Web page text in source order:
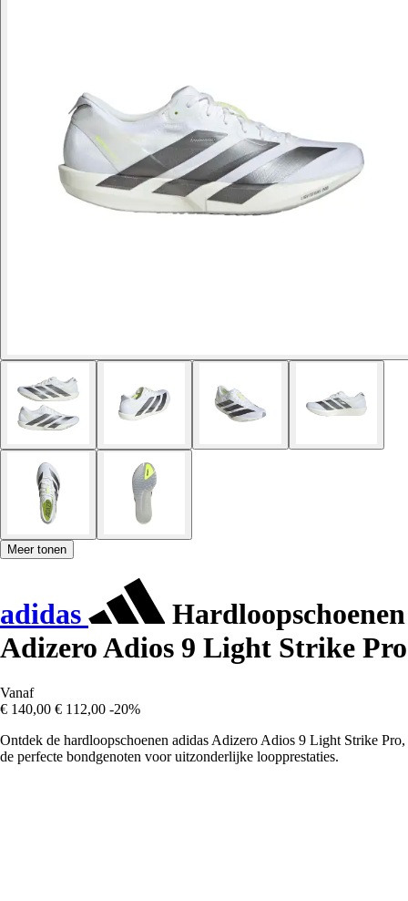
Meer tonen
adidas
Hardloopschoenen
Adizero Adios 9 Light Strike Pro
Vanaf
€ 140,00 € 112,00 -20%
Ontdek de hardloopschoenen adidas Adizero Adios 9 Light Strike Pro,
de perfecte bondgenoten voor uitzonderlijke loopprestaties.